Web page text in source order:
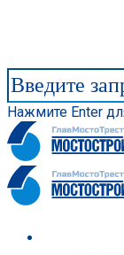
Нажмите Enter